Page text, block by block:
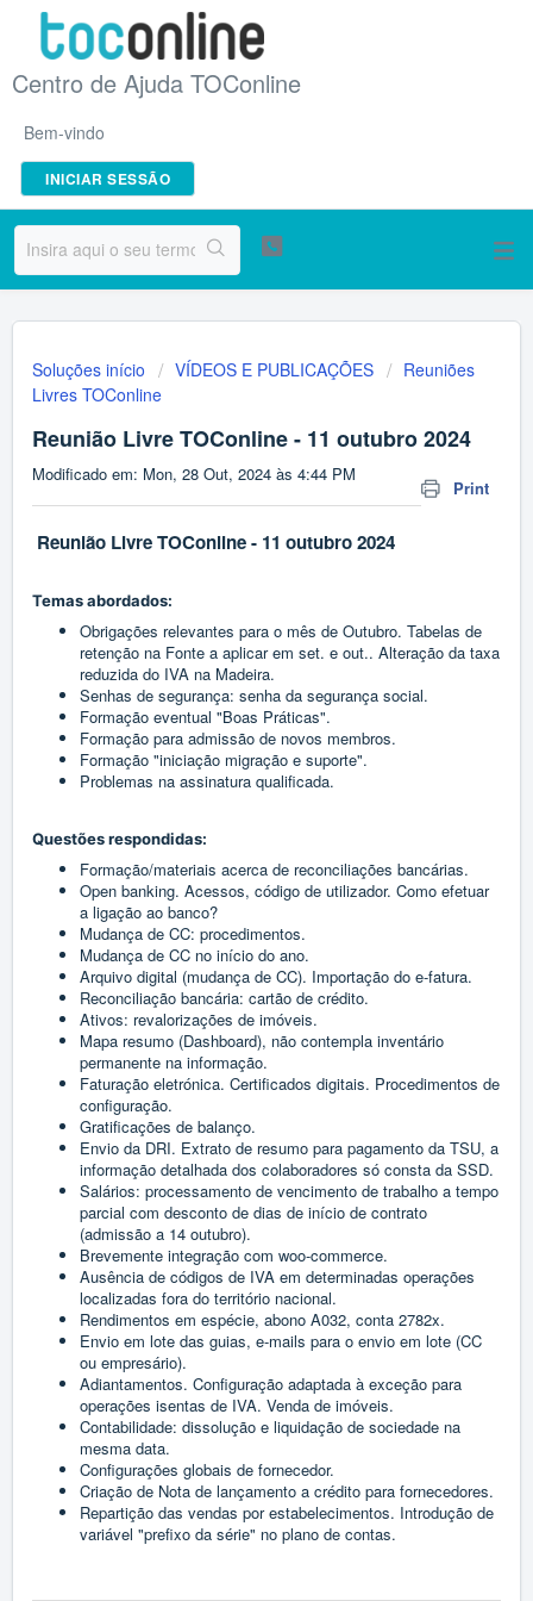
Centro de Ajuda TOConline
Bem-vindo
INICIAR SESSÃO
Soluções início VÍDEOS E PUBLICAÇÕES
Reuniões
Livres TOConline
Reunião Livre TOConline - 11 outubro 2024
Print
Modificado em: Mon, 28 Out, 2024 às 4:44 PM
Reunião Livre TOConline - 11 outubro 2024
Temas abordados:
Obrigações relevantes para o mês de Outubro. Tabelas de
retenção na Fonte a aplicar em set. e out.. Alteração da taxa
reduzida do IVA na Madeira.
Senhas de segurança: senha da segurança social.
Formação eventual "Boas Práticas".
Formação para admissão de novos membros.
Formação "iniciação migração e suporte".
Problemas na assinatura qualificada.
Questões respondidas:
Formação/materiais acerca de reconciliações bancárias.
Open banking. Acessos, código de utilizador. Como efetuar
a ligação ao banco?
Mudança de CC: procedimentos.
Mudança de CC no início do ano.
Arquivo digital (mudança de CC). Importação do e-fatura.
Reconciliação bancária: cartão de crédito.
Ativos: revalorizações de imóveis.
Mapa resumo (Dashboard), não contempla inventário
permanente na informação.
Faturação eletrónica. Certificados digitais. Procedimentos de
configuração.
Gratificações de balanço.
Envio da DRI. Extrato de resumo para pagamento da TSU, a
informação detalhada dos colaboradores só consta da SSD.
Salários: processamento de vencimento de trabalho a tempo
parcial com desconto de dias de início de contrato
(admissão a 14 outubro).
Brevemente integração com woo-commerce.
Ausência de códigos de IVA em determinadas operações
localizadas fora do território nacional.
Rendimentos em espécie, abono A032, conta 2782x.
Envio em lote das guias, e-mails para o envio em lote (CC
ou empresário).
Adiantamentos. Configuração adaptada à exceção para
operações isentas de IVA. Venda de imóveis.
Contabilidade: dissolução e liquidação de sociedade na
mesma data.
Configurações globais de fornecedor.
Criação de Nota de lançamento a crédito para fornecedores.
Repartição das vendas por estabelecimentos. Introdução de
variável "prefixo da série" no plano de contas.